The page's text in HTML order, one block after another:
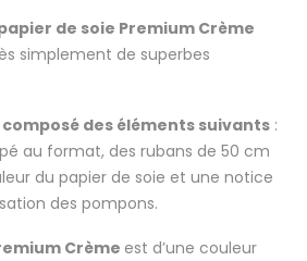
de soie Premium Crème
simplement de superbes
des éléments suivants :
au format, des rubans de 50 cm
du papier de soie et une notice
des pompons.
Crème est d’une couleur